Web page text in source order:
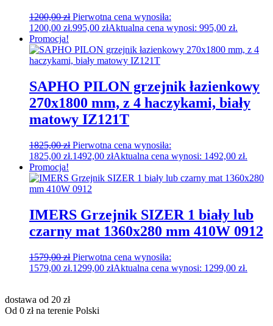
1200,00zł Pierwotna cena wynosiła:
1200,00 zł.995,00 złAktualna cena wynosi: 995,00 zł.
Promocja!
SAPHO PILON grzejnik łazienkowy
270x1800 mm, z 4 haczykami, biały
matowy IZ121T
1825,00zł Pierwotna cena wynosiła:
1825,00 zł.1492,00 złAktualna cena wynosi: 1492,00 zł.
Promocja!
IMERS Grzejnik SIZER 1 biały lub
czarny mat 1360x280 mm 410W 0912
1579,00zł Pierwotna cena wynosiła:
1579,00 zł.1299,00 złAktualna cena wynosi: 1299,00 zł.
dostawa od 20 zł
Od 0 zł na terenie Polski